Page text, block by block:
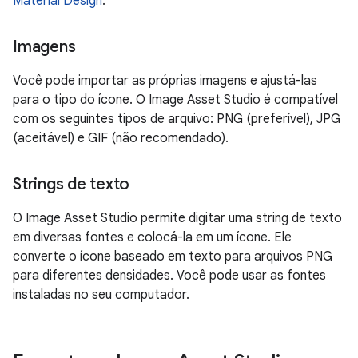
Imagens
Você pode importar as próprias imagens e ajustá-las
para o tipo do ícone. O Image Asset Studio é compatível
com os seguintes tipos de arquivo: PNG (preferível), JPG
(aceitável) e GIF (não recomendado).
Strings de texto
O Image Asset Studio permite digitar uma string de texto
em diversas fontes e colocá-la em um ícone. Ele
converte o ícone baseado em texto para arquivos PNG
para diferentes densidades. Você pode usar as fontes
instaladas no seu computador.